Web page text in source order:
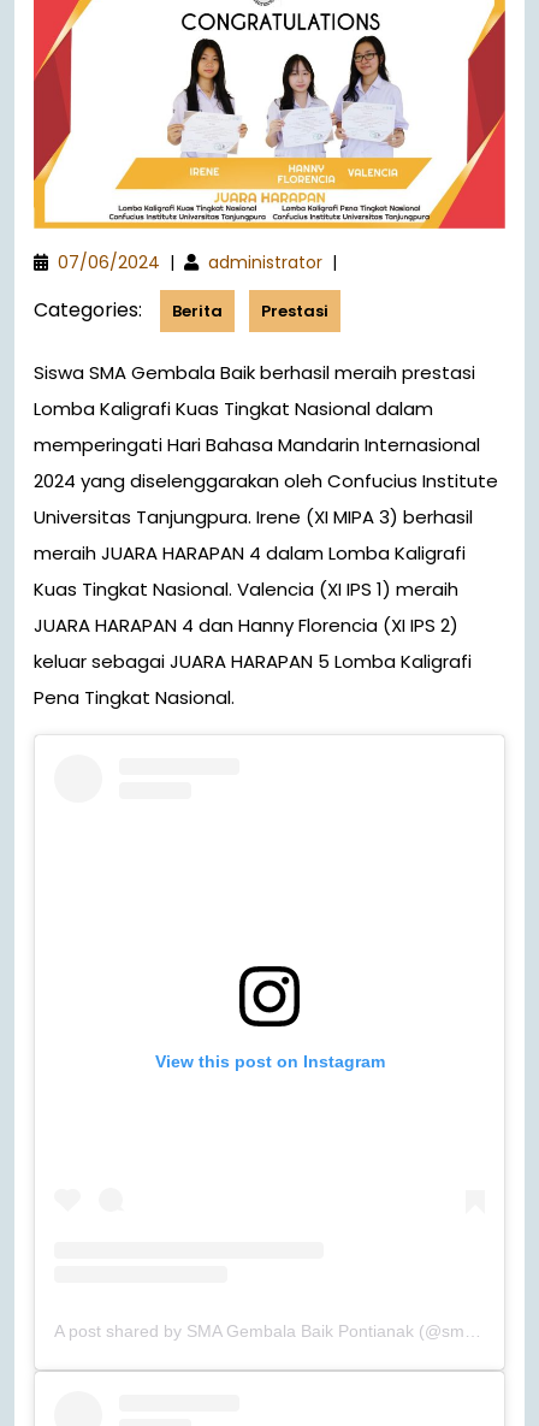
07/06/2024 | administrator |
Categories: Berita Prestasi
Siswa SMA Gembala Baik berhasil meraih prestasi
Lomba Kaligrafi Kuas Tingkat Nasional dalam
memperingati Hari Bahasa Mandarin Internasional
2024 yang diselenggarakan oleh Confucius Institute
Universitas Tanjungpura. Irene (XI MIPA 3) berhasil
meraih JUARA HARAPAN 4 dalam Lomba Kaligrafi
Kuas Tingkat Nasional. Valencia (XI IPS 1) meraih
JUARA HARAPAN 4 dan Hanny Florencia (XI IPS 2)
keluar sebagai JUARA HARAPAN 5 Lomba Kaligrafi
Pena Tingkat Nasional.
View this post on Instagram
A post shared by SMA Gembala Baik Pontianak (@smagb_pontianak)